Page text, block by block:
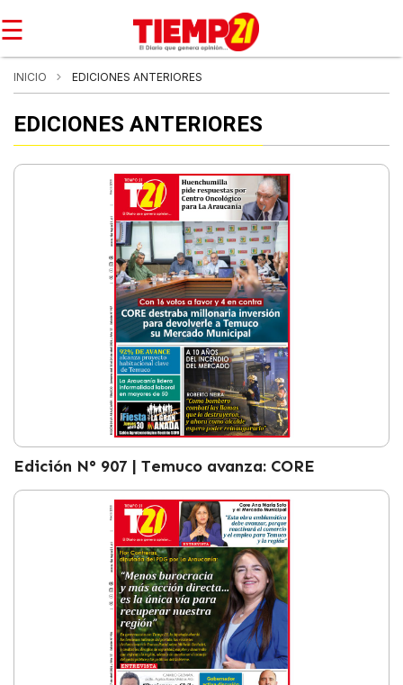
☰
INICIO EDICIONES ANTERIORES
EDICIONES ANTERIORES
Edición N° 907 | Temuco avanza: CORE